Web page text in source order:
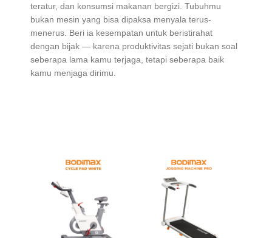
teratur, dan konsumsi makanan bergizi. Tubuhmu
bukan mesin yang bisa dipaksa menyala terus-
menerus. Beri ia kesempatan untuk beristirahat
dengan bijak — karena produktivitas sejati bukan soal
seberapa lama kamu terjaga, tetapi seberapa baik
kamu menjaga dirimu.